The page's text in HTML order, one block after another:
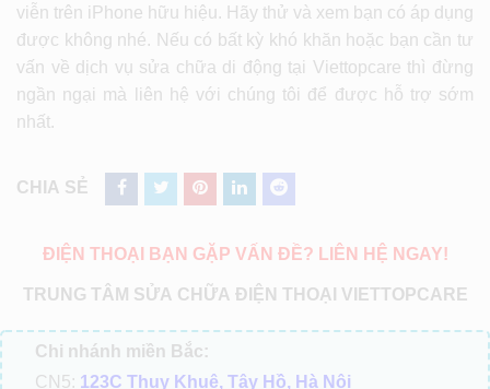
viễn trên iPhone hữu hiệu. Hãy thử và xem bạn có áp dụng
được không nhé. Nếu có bất kỳ khó khăn hoặc bạn cần tư
vấn về dịch vụ sửa chữa di động tại Viettopcare thì đừng
ngần ngại mà liên hệ với chúng tôi để được hỗ trợ sớm
nhất.
CHIA SẺ
ĐIỆN THOẠI BẠN GẶP VẤN ĐỀ? LIÊN HỆ NGAY!
TRUNG TÂM SỬA CHỮA ĐIỆN THOẠI VIETTOPCARE
Chi nhánh miền Bắc:
CN5: 123C Thụy Khuê, Tây Hồ, Hà Nội